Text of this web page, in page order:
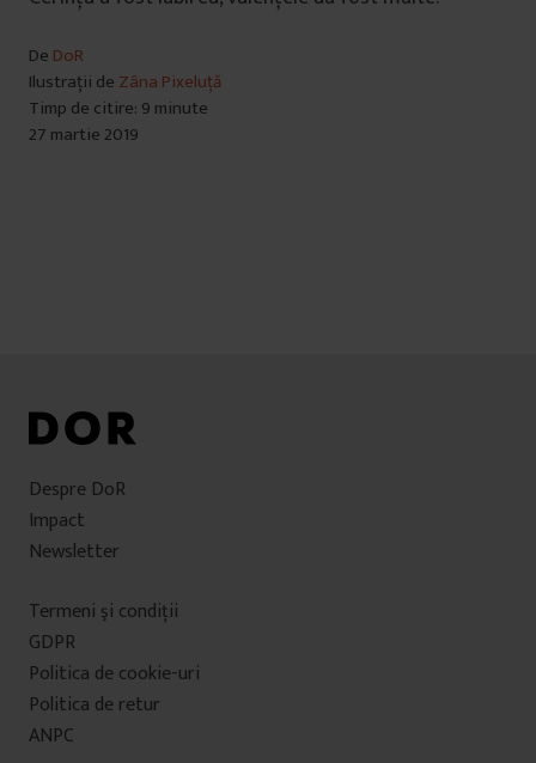
De DoR
Ilustrații de Zâna Pixeluță
Timp de citire: 9 minute
27 martie 2019
Despre DoR
Impact
Newsletter
Termeni şi condiţii
GDPR
Politica de cookie-uri
Politica de retur
ANPC